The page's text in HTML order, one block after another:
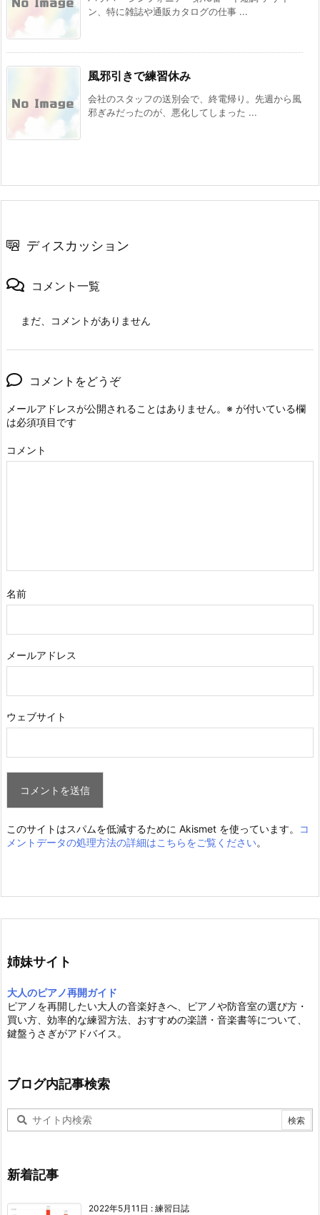
ン、特に雑誌や通販カタログの仕事 ...
風邪引きで練習休み
会社のスタッフの送別会で、終電帰り。先週から風
邪ぎみだったのが、悪化してしまった ...
ディスカッション
コメント一覧
まだ、コメントがありません
コメントをどうぞ
メールアドレスが公開されることはありません。 ※ が付いている欄
は必須項目です
コメント
名前
メールアドレス
ウェブサイト
このサイトはスパムを低減するために Akismet を使っています。
コ
メントデータの処理方法の詳細はこちらをご覧ください。
姉妹サイト
大人のピアノ再開ガイド
ピアノを再開したい大人の音楽好きへ、ピアノや防音室の選び方・
買い方、効率的な練習方法、おすすめの楽譜・音楽書等について、
鍵盤うさぎがアドバイス。
ブログ内記事検索
新着記事
2022年5月11日 : 練習日誌